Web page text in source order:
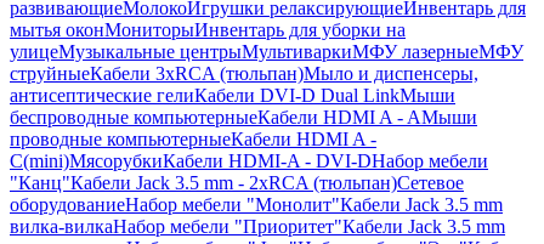
развивающиеМолокоИгрушки релаксирующиеИнвентарь для
мытья оконМониторыИнвентарь для уборки на
улицеМузыкальные центрыМультиваркиМФУ лазерныеМФУ
струйныеКабели 3xRCA (тюльпан)Мыло и диспенсеры,
антисептические гелиКабели DVI-D Dual LinkМыши
беспроводные компьютерныеКабели HDMI A - AМыши
проводные компьютерныеКабели HDMI A -
C(mini)МясорубкиКабели HDMI-A - DVI-DНабор мебели
"Канц"Кабели Jack 3.5 mm - 2xRCA (тюльпан)Сетевое
оборудованиеНабор мебели "Монолит"Кабели Jack 3.5 mm
вилка-вилкаНабор мебели "Приоритет"Кабели Jack 3.5 mm